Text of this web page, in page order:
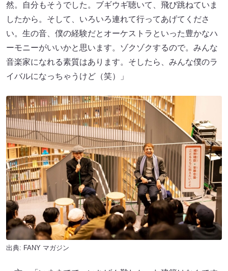
然。自分もそうでした。ブギウギ聴いて、飛び跳ねていま
したから。そして、いろいろ連れて行ってあげてくださ
い。生の音、僕の経験だとオーケストラといった豊かなハ
ーモニーがいいかと思います。ゾクゾクするので。みんな
音楽家になれる素質はあります。そしたら、みんな僕のラ
イバルになっちゃうけど（笑）」
出典: FANY マガジン